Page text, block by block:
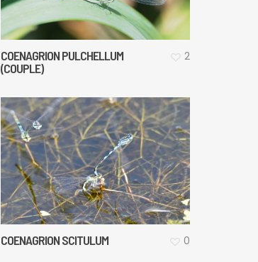
COENAGRION PULCHELLUM
(COUPLE)
2
COENAGRION SCITULUM 0